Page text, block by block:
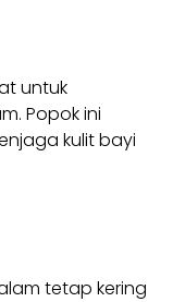
untuk
Popok ini
kulit bayi
tetap kering